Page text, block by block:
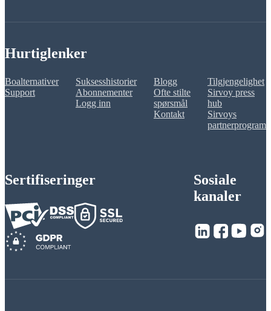
Hurtiglenker
Boalternativer
Support
Suksesshistorier
Abonnementer
Logg inn
Blogg
Ofte stilte
spørsmål
Kontakt
Tilgjengelighet
Sirvoy press
hub
Sirvoys
partnerprogram
Sertifiseringer
Sosiale
kanaler